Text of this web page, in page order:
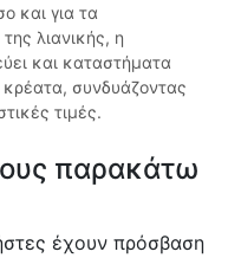
και για τα
λιανικής, η
και καταστήματα
συνδυάζοντας
τιμές.
παρακάτω
έχουν πρόσβαση